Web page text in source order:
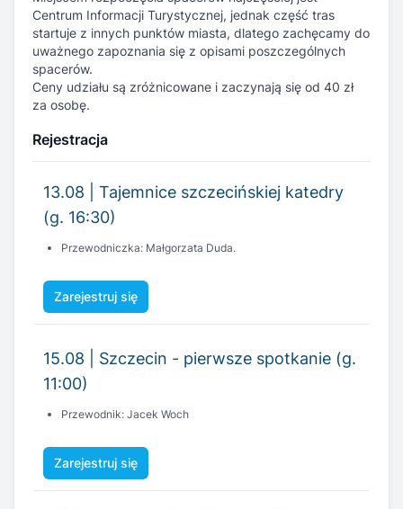
Centrum Informacji Turystycznej, jednak część tras
startuje z innych punktów miasta, dlatego zachęcamy do
uważnego zapoznania się z opisami poszczególnych
spacerów.
Ceny udziału są zróżnicowane i zaczynają się od 40 zł
za osobę.
Rejestracja
13.08 | Tajemnice szczecińskiej katedry
(g. 16:30)
Przewodniczka: Małgorzata Duda.
Zarejestruj się
15.08 | Szczecin - pierwsze spotkanie (g.
11:00)
Przewodnik: Jacek Woch
Zarejestruj się